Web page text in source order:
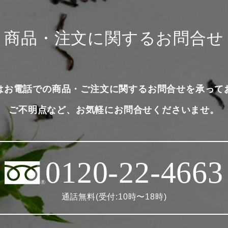
商品・注文に関するお問合せ
お電話での商品・ご注文に関するお問合せを承って
ご不明点など、お気軽にお問合せくださいませ。
0120-22-4663
通話無料(受付:10時〜18時)